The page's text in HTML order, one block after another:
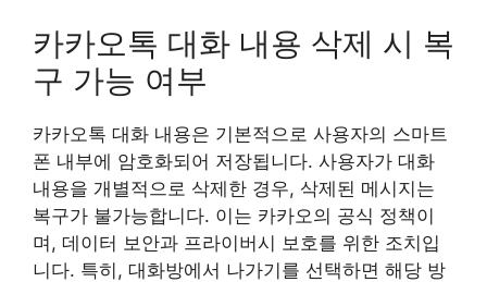
카카오톡 대화 내용 삭제 시 복
구 가능 여부
카카오톡 대화 내용은 기본적으로 사용자의 스마트
폰 내부에 암호화되어 저장됩니다. 사용자가 대화
내용을 개별적으로 삭제한 경우, 삭제된 메시지는
복구가 불가능합니다. 이는 카카오의 공식 정책이
며, 데이터 보안과 프라이버시 보호를 위한 조치입
니다. 특히, 대화방에서 나가기를 선택하면 해당 방